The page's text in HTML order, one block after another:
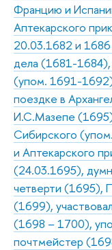
Францию и
Аптекарского
20.03.1682 и
дела (1681-1684),
(упом. 1691-
поездке в
И.С.Мазепе
Сибирского
и Аптекарского
(24.03.1695),
четверти (1695),
(1699),
(1698 – 1700),
почтмейстер